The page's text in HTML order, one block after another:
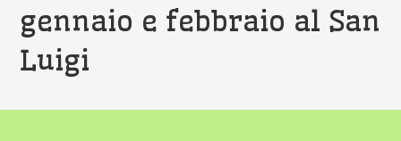
gennaio e febbraio al San
Luigi